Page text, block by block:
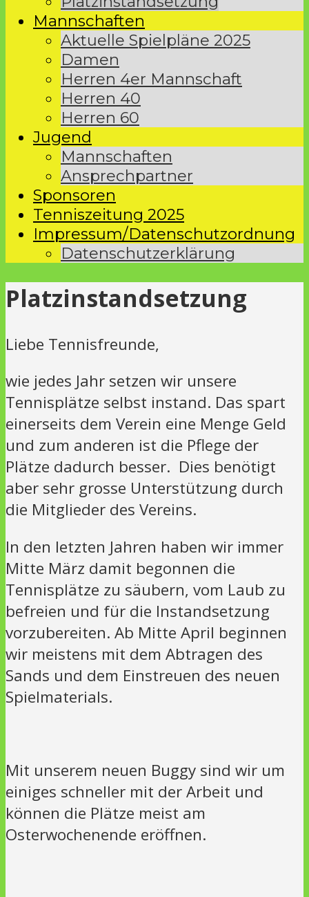
Mannschaften
Aktuelle Spielpläne 2025
Damen
Herren 4er Mannschaft
Herren 40
Herren 60
Jugend
Mannschaften
Ansprechpartner
Sponsoren
Tenniszeitung 2025
Impressum/Datenschutzordnung
Datenschutzerklärung
Platzinstandsetzung
Liebe Tennisfreunde,
wie jedes Jahr setzen wir unsere
Tennisplätze selbst instand. Das spart
einerseits dem Verein eine Menge Geld
und zum anderen ist die Pflege der
Plätze dadurch besser. Dies benötigt
aber sehr grosse Unterstützung durch
die Mitglieder des Vereins.
In den letzten Jahren haben wir immer
Mitte März damit begonnen die
Tennisplätze zu säubern, vom Laub zu
befreien und für die Instandsetzung
vorzubereiten. Ab Mitte April beginnen
wir meistens mit dem Abtragen des
Sands und dem Einstreuen des neuen
Spielmaterials.
Mit unserem neuen Buggy sind wir um
einiges schneller mit der Arbeit und
können die Plätze meist am
Osterwochenende eröffnen.